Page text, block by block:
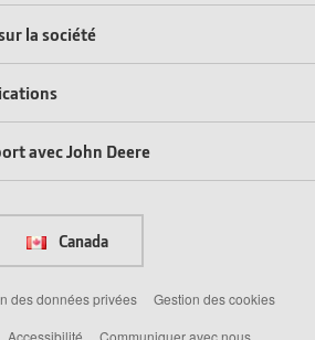
la société
avec John Deere
Canada
des données privées
Gestion des cookies
Accessibilité Communiquer avec nous